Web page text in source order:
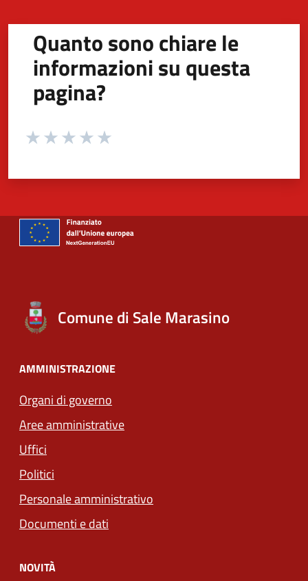
Quanto sono chiare le
informazioni su questa
pagina?
Valuta da 1 a 5 stelle la pagina
Comune di Sale Marasino
AMMINISTRAZIONE
Organi di governo
Aree amministrative
Uffici
Politici
Personale amministrativo
Documenti e dati
NOVITÀ